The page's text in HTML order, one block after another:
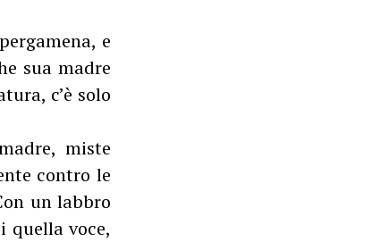
e
sua madre
c’è solo
miste
contro le
un labbro
quella voce,